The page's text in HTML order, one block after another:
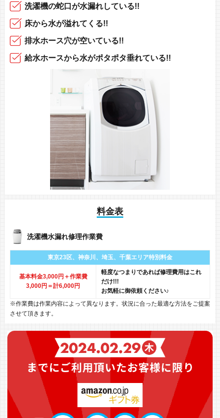
洗濯機の蛇口 が水漏れしている!!
床から水が溢れてくる!!
排水ホース穴が空いている!!
給水ホースから水がポタポタ垂れている!!
料金表
洗濯機水漏れ修理作業費
東京23区、神奈川、 埼玉、千葉エリア特別料金
基本料金3,000円＋作業費
3,000円 ＝計6,000円
軽度なつまりであれば修理費用はこれ
だけ!!!
お気軽に御依頼ください♪
※作業費は作業内容によって異なります。状況に合った最適な方法をご提案
させて頂きます。